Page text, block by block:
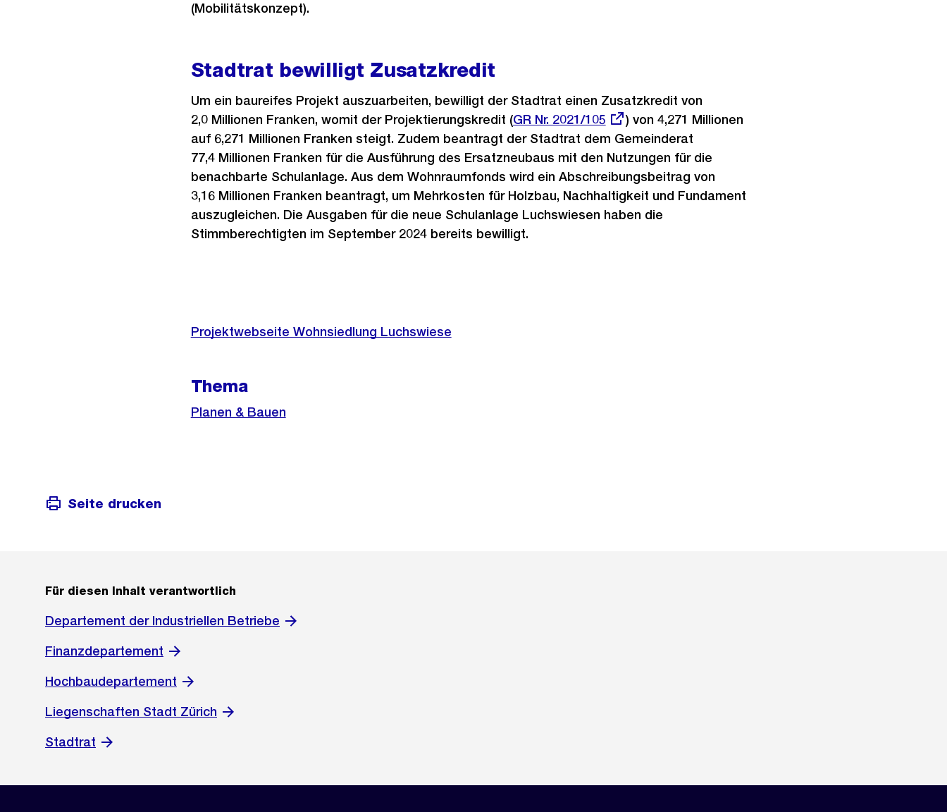
(Mobilitätskonzept).
Stadtrat bewilligt Zusatzkredit
Um ein baureifes Projekt auszuarbeiten, bewilligt der Stadtrat einen Zusatzkredit von
2,0 Millionen Franken, womit der Projektierungskredit (Externer
Link:
GR Nr. 2021/105
) von 4,271 Millionen
auf 6,271 Millionen Franken steigt. Zudem beantragt der Stadtrat dem Gemeinderat
77,4 Millionen Franken für die Ausführung des Ersatzneubaus mit den Nutzungen für die
benachbarte Schulanlage. Aus dem Wohnraumfonds wird ein Abschreibungsbeitrag von
3,16 Millionen Franken beantragt, um Mehrkosten für Holzbau, Nachhaltigkeit und Fundament
auszugleichen. Die Ausgaben für die neue Schulanlage Luchswiesen haben die
Stimmberechtigten im September 2024 bereits bewilligt.
Projektwebseite Wohnsiedlung Luchswiese
Thema
Planen & Bauen
Seite drucken
Für diesen Inhalt verantwortlich
Departement der Industriellen Betriebe
Finanzdepartement
Hochbaudepartement
Liegenschaften Stadt Zürich
Stadtrat